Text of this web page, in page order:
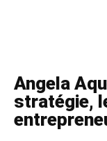
Angela
stratégie,